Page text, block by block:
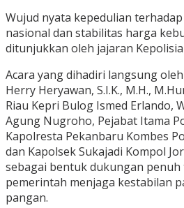
Wujud nyata kepedulian
nasional dan stabilitas harga
ditunjukkan oleh jajaran
Acara yang dihadiri langsung
Herry Heryawan, S.I.K., M.H.,
Riau Kepri Bulog Ismed Erlando,
Agung Nugroho, Pejabat Itama
Kapolresta Pekanbaru Kombes
dan Kapolsek Sukajadi Kompol
sebagai bentuk dukungan
pemerintah menjaga kestabilan
pangan.